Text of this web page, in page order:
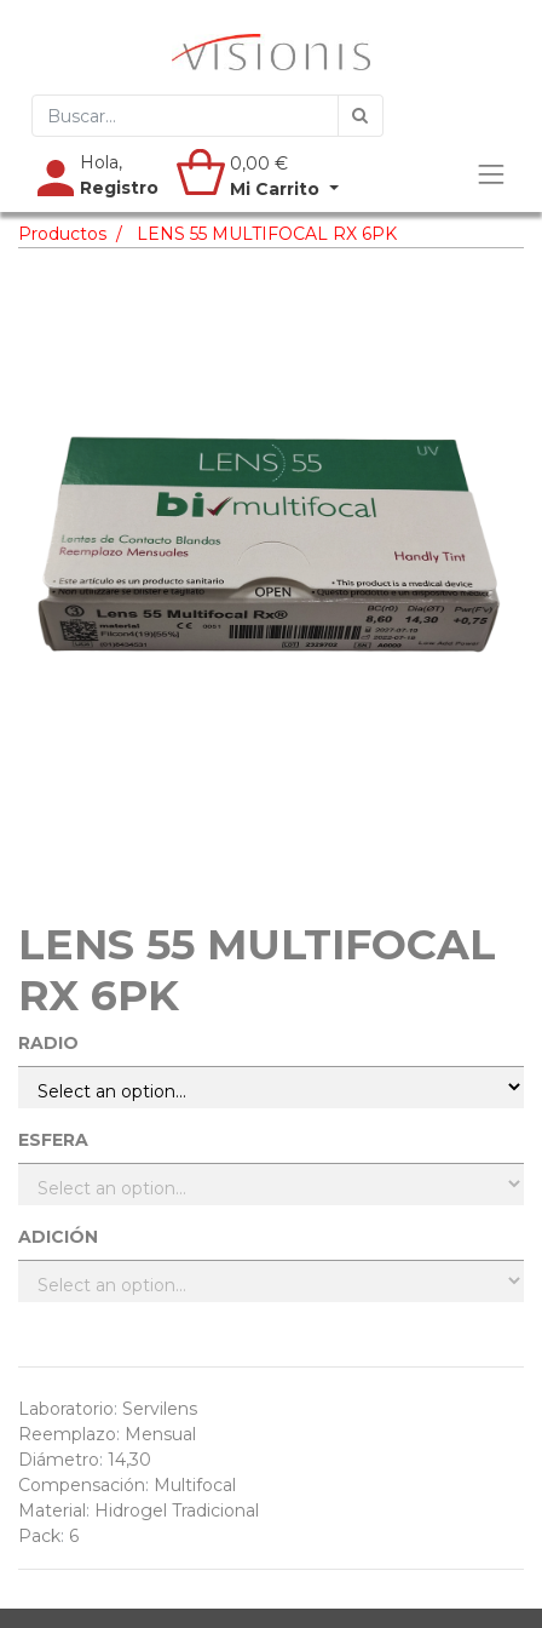
Hola,
Registro
0,00 €
Mi Carrito
Productos LENS 55 MULTIFOCAL RX 6PK
LENS 55 MULTIFOCAL
RX 6PK
RADIO
ESFERA
ADICIÓN
Laboratorio: Servilens
Reemplazo: Mensual
Diámetro: 14,30
Compensación: Multifocal
Material : Hidrogel Tradicional
Pack: 6